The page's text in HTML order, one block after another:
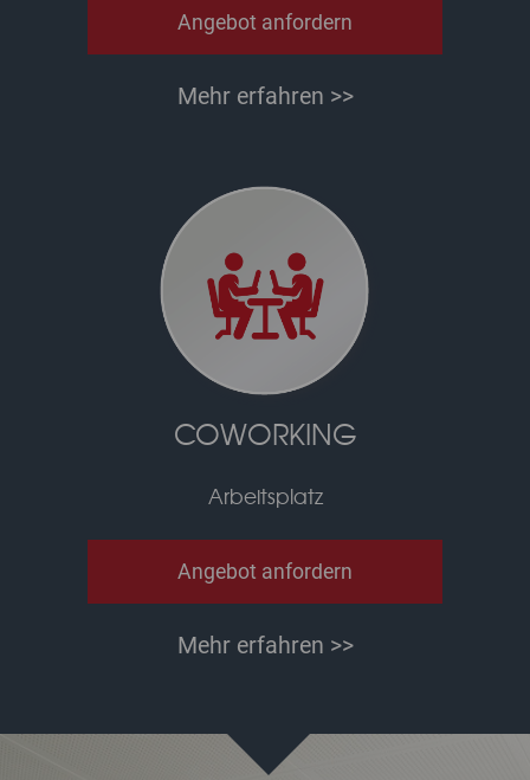
Angebot anfordern
Mehr erfahren >>
COWORKING
Arbeitsplatz
Angebot anfordern
Mehr erfahren >>